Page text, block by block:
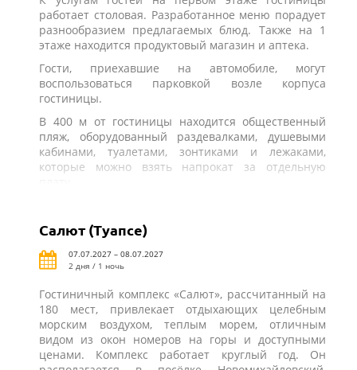
работает столовая. Разработанное меню порадует
разнообразием предлагаемых блюд. Также на 1
этаже находится продуктовый магазин и аптека.
Гости, приехавшие на автомобиле, могут
воспользоваться парковкой возле корпуса
гостиницы.
В 400 м от гостиницы находится общественный
пляж, оборудованный раздевалками, душевыми
кабинами, туалетами, зонтиками и лежаками,
которые можно взять напрокат за отдельную
Салют (Туапсе)
07.07.2027 – 08.07.2027
2 дня / 1 ночь
Гостиничный комплекс «Салют», рассчитанный на
180 мест, привлекает отдыхающих целебным
морским воздухом, теплым морем, отличным
видом из окон номеров на горы и доступными
ценами. Комплекс работает круглый год. Он